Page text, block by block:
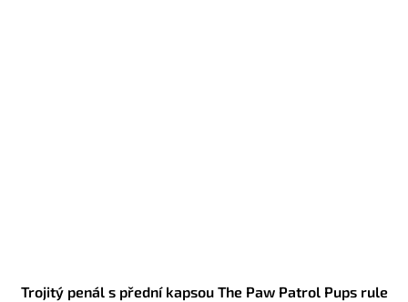
Trojitý penál s přední kapsou The Paw Patrol Pups rule